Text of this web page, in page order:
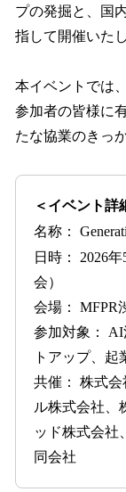
プの発掘と、国
指して開催いた
本イベントでは
参加者の皆様に
たな協業のきっ
＜イベント詳
名称：
日時： 2026
会）
会場： MFPR
参加対象：
トアップ、
共催： 株式
ル株式会社、
ッド株式会社
同会社